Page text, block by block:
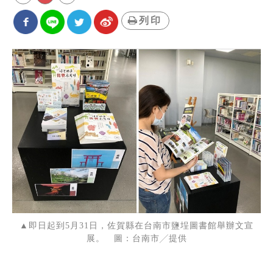
列印
▲即日起到5月31日，佐賀縣在台南市鹽埕圖書館舉辦文宣
展。 圖：台南市╱提供